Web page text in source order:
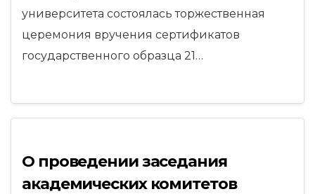
университета состоялась торжественная
церемония вручения сертификатов
государственного образца 21…
О проведении заседания
академических комитетов